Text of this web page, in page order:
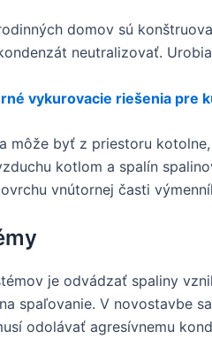
domov sú
neutralizovať.
vykurovacie riešenia pre
môže byť z priestoru
kotlom a spalín
vnútornej časti
je odvádzať spaliny
spaľovanie. V novostavbe
odolávať agresívnemu